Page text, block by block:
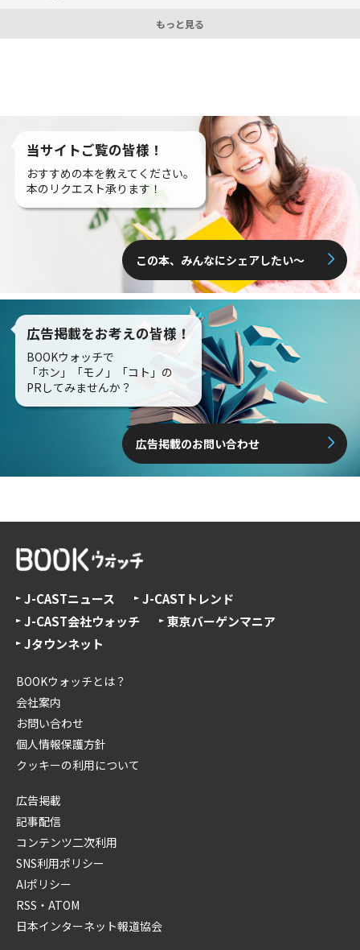
もっと見る
当サイトご覧の皆様！
おすすめの本を教えてください。
本のリクエスト承ります！
この本、みんなにシェアしたい〜
広告掲載をお考えの皆様！
BOOKウォッチで
「ホン」「モノ」「コト」の
PRしてみませんか？
広告掲載のお問い合わせ
J-CASTニュース
J-CASTトレンド
J-CAST会社ウォッチ
東京バーゲンマニア
Jタウンネット
BOOKウォッチとは？
会社案内
お問い合わせ
個人情報保護方針
クッキーの利用について
広告掲載
記事配信
コンテンツ二次利用
SNS利用ポリシー
AIポリシー
RSS・ATOM
日本インターネット報道協会